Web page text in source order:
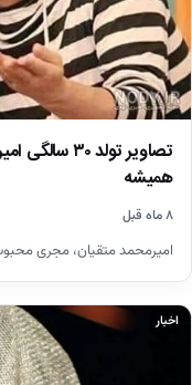
تصاویر
همیشه
۸ ماه قبل
امیرمحمد متقیان، مجری محبوب
اخبار